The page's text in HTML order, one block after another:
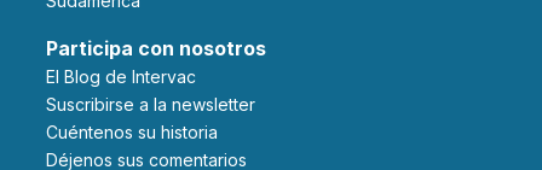
Participa con nosotros
El Blog de Intervac
Suscribirse a la newsletter
Cuéntenos su historia
Déjenos sus comentarios